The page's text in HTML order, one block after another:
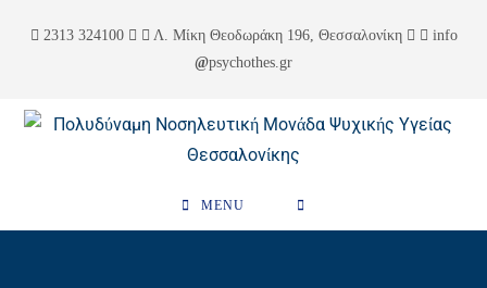
περιεχόμενο
2313 324100 Λ. Μίκη Θεοδωράκη 196, Θεσσαλονίκη
info
psychothes.gr
MENU